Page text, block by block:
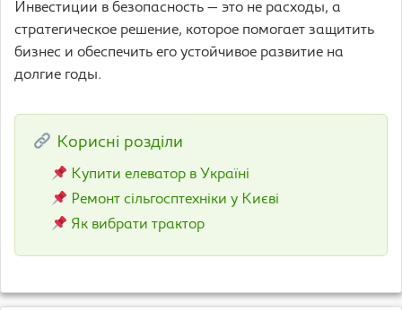
Инвестиции в безопасность — это не расходы, а
стратегическое решение, которое помогает защитить
бизнес и обеспечить его устойчивое развитие на
долгие годы.
Корисні розділи
Купити елеватор в Україні
Ремонт сільгосптехніки у Києві
Як вибрати трактор